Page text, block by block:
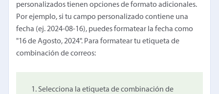
personalizados tienen opciones de formato adicionales.
Por ejemplo, si tu campo personalizado contiene una
fecha (ej. 2024-08-16), puedes formatear la fecha como
"16 de Agosto, 2024". Para formatear tu etiqueta de
combinación de correos:
Selecciona la etiqueta de combinación de